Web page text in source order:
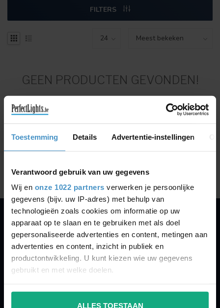
Toestemming Details Advertentie-instellingen
Verantwoord gebruik van uw gegevens
Wij en onze 1022 partners verwerken je persoonlijke
gegevens (bijv. uw IP-adres) met behulp van
technologieën zoals cookies om informatie op uw
apparaat op te slaan en te gebruiken met als doel
gepersonaliseerde advertenties en content, metingen aan
advertenties en content, inzicht in publiek en
productontwikkeling. U kunt kiezen wie uw gegevens
gebruikt en met welke doelen.
Als u het toestaat, willen we ook graag:
ALLES TOESTAAN
FILTERS
GEEN PRODUCTEN GEVONDEN!
Toon1-0van 0
PERFECTLIGHTS
Gegevens:
Kruisbeeldsraat 72
9220 Hamme